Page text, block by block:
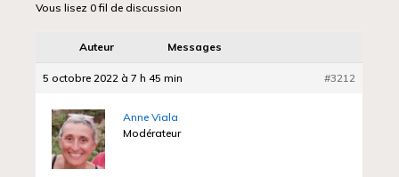
Vous lisez 0 fil de discussion
Auteur Messages
5 octobre 2022 à 7 h 45 min #3212
Anne Viala
Modérateur